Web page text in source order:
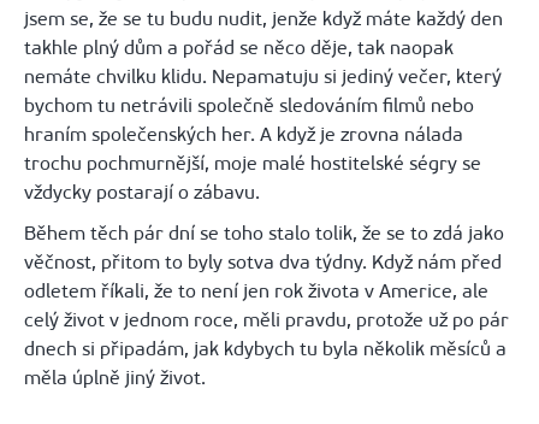
jsem se, že se tu budu nudit, jenže když máte každý den
takhle plný dům a pořád se něco děje, tak naopak
nemáte chvilku klidu. Nepamatuju si jediný večer, který
bychom tu netrávili společně sledováním filmů nebo
hraním společenských her. A když je zrovna nálada
trochu pochmurnější, moje malé hostitelské ségry se
vždycky postarají o zábavu.
Během těch pár dní se toho stalo tolik, že se to zdá jako
věčnost, přitom to byly sotva dva týdny. Když nám před
odletem říkali, že to není jen rok života v Americe, ale
celý život v jednom roce, měli pravdu, protože už po pár
dnech si připadám, jak kdybych tu byla několik měsíců a
měla úplně jiný život.